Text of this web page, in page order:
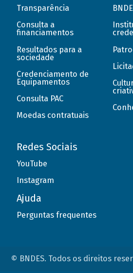
Transparência
Consulta a
financiamentos
Resultados para a
sociedade
Credenciamento de
Equipamentos
Consulta PAC
Moedas contratuais
Redes Sociais
YouTube
Instagram
Ajuda
Perguntas frequentes
© BNDES. Todos os direitos